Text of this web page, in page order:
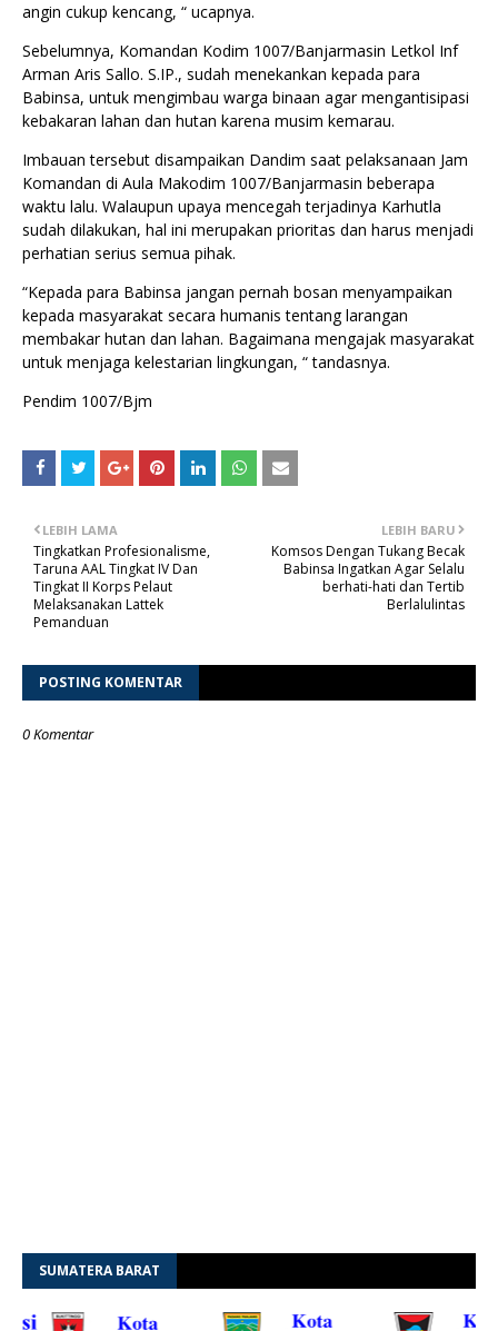
angin cukup kencang, “ ucapnya.
Sebelumnya, Komandan Kodim 1007/Banjarmasin Letkol Inf
Arman Aris Sallo. S.IP., sudah menekankan kepada para
Babinsa, untuk mengimbau warga binaan agar mengantisipasi
kebakaran lahan dan hutan karena musim kemarau.
Imbauan tersebut disampaikan Dandim saat pelaksanaan Jam
Komandan di Aula Makodim 1007/Banjarmasin beberapa
waktu lalu. Walaupun upaya mencegah terjadinya Karhutla
sudah dilakukan, hal ini merupakan prioritas dan harus menjadi
perhatian serius semua pihak.
“Kepada para Babinsa jangan pernah bosan menyampaikan
kepada masyarakat secara humanis tentang larangan
membakar hutan dan lahan. Bagaimana mengajak masyarakat
untuk menjaga kelestarian lingkungan, “ tandasnya.
Pendim 1007/Bjm
LEBIH BARU
Komsos Dengan Tukang Becak
Babinsa Ingatkan Agar Selalu
berhati-hati dan Tertib
Berlalulintas
LEBIH LAMA
Tingkatkan Profesionalisme,
Taruna AAL Tingkat IV Dan
Tingkat II Korps Pelaut
Melaksanakan Lattek
Pemanduan
POSTING KOMENTAR
0 Komentar
SUMATERA BARAT